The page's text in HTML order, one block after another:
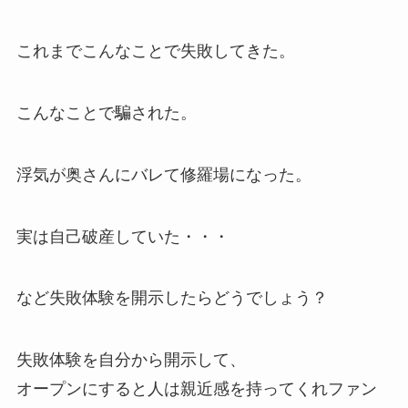
これまでこんなことで失敗してきた。
こんなことで騙された。
浮気が奥さんにバレて修羅場になった。
実は自己破産していた・・・
など失敗体験を開示したらどうでしょう？
失敗体験を自分から開示して、
オープンにすると人は親近感を持ってくれファン